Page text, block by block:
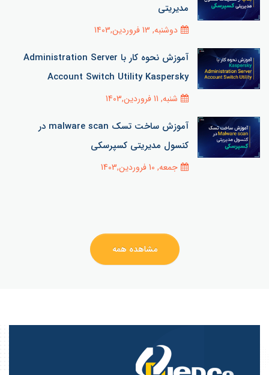
مدیریتی
دوشنبه, 13 فروردین,1403
آموزش نحوه کار با Administration Server
Account Switch Utility Kaspersky
شنبه, 11 فروردین,1403
آموزش ساخت تسک malware scan در
کنسول مدیریتی کسپرسکی
جمعه, 10 فروردین,1403
مشاهده همه